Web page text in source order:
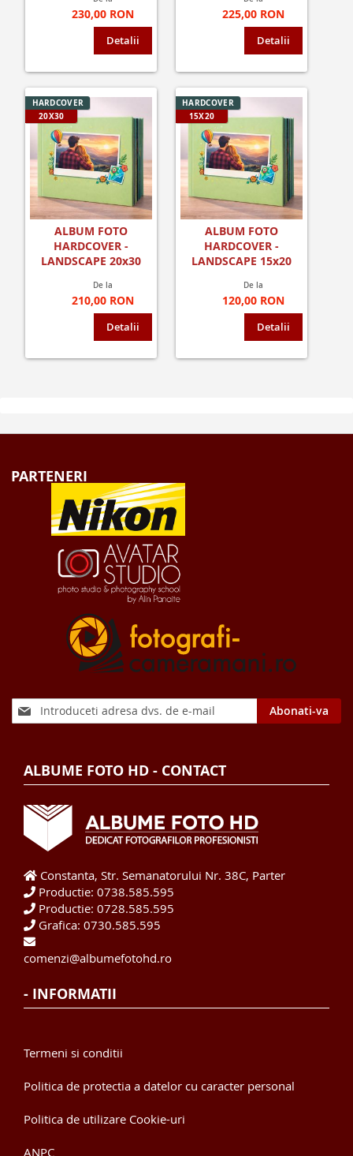
230,00 RON
Detalii
225,00 RON
Detalii
HARDCOVER
20X30
ALBUM FOTO
HARDCOVER -
LANDSCAPE 20x30
De la
210,00 RON
Detalii
HARDCOVER
15X20
ALBUM FOTO
HARDCOVER -
LANDSCAPE 15x20
De la
120,00 RON
Detalii
PARTENERI
Sign
Up
Newsletter:
Abonati-va
ALBUME FOTO HD - CONTACT
Constanta, Str. Semanatorului Nr. 38C, Parter
Productie: 0738.585.595
Productie: 0728.585.595
Grafica: 0730.585.595
comenzi@albumefotohd.ro
- INFORMATII
Termeni si conditii
Politica de protectia a datelor cu caracter personal
Politica de utilizare Cookie-uri
ANPC